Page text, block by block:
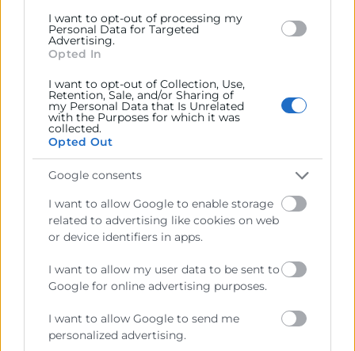
I want to opt-out of processing my
Personal Data for Targeted
Advertising.
Opted In
I want to opt-out of Collection, Use,
Retention, Sale, and/or Sharing of
my Personal Data that Is Unrelated
with the Purposes for which it was
collected.
Opted Out
Google consents
I want to allow Google to enable storage
related to advertising like cookies on web
or device identifiers in apps.
I want to allow my user data to be sent to
Google for online advertising purposes.
I want to allow Google to send me
personalized advertising.
Employee experience
ideas para mejorar en
tu empresa
Mejorar el employee experience depende
de la capacidad de la organización para
entenderlas necesidades de sus equipos
actuarde forma coherente.
Las empresas que trabajan de forma
activa en este ámbito suelen combinar
cultura, liderazgo y herramientas con un
enfoque centrado en las personas